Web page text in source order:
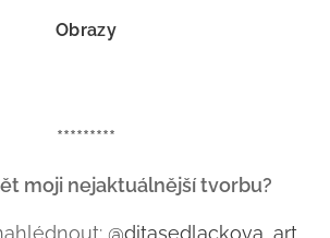
Obrazy
*********
moji nejaktuálnější tvorbu?